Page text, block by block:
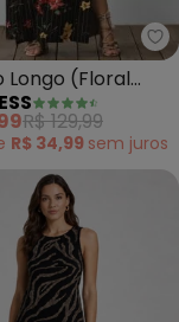
Longo
Longo (Floral
Giz) com Fenda
R$ 129,99
R$ 34,99 sem juros